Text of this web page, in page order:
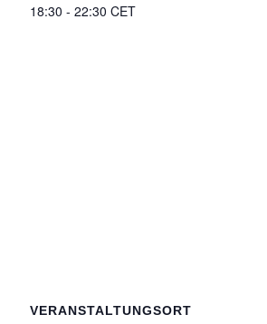
18:30 - 22:30CET
VERANSTALTUNGSORT